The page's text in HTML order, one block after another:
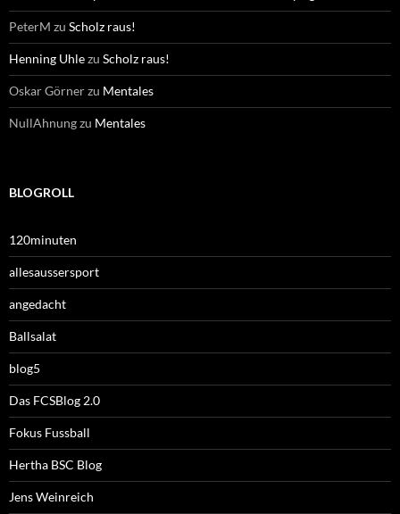
PeterM zu Scholz raus!
Henning Uhlezu Scholz raus!
Oskar Görnerzu Mentales
NullAhnungzu Mentales
BLOGROLL
120minuten
allesaussersport
angedacht
Ballsalat
blog5
Das FCSBlog 2.0
Fokus Fussball
Hertha BSC Blog
Jens Weinreich